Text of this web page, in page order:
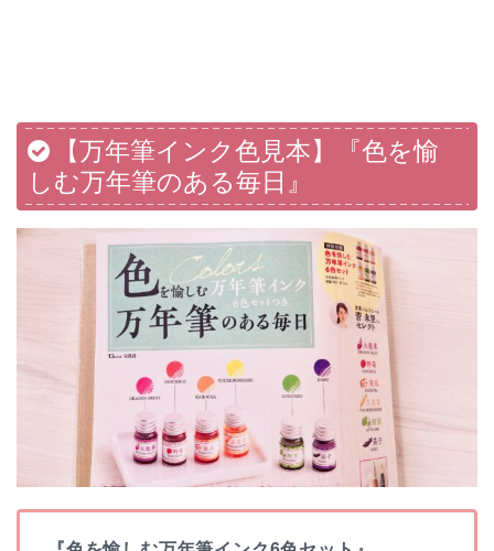
【万年筆インク色見本】『色を愉
しむ万年筆のある毎日』